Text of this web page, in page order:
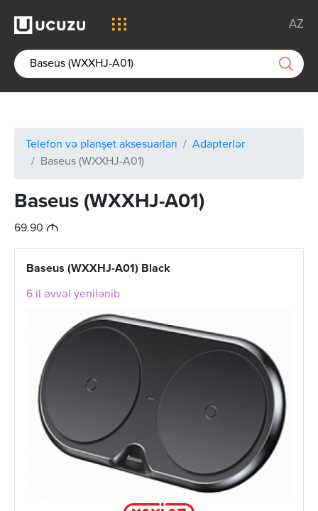
AZ
Telefon və planşet aksesuarları
Adapterlər
Baseus (WXXHJ-A01)
Baseus (WXXHJ-A01)
69.90 M
Baseus (WXXHJ-A01) Black
6 il əvvəl yenilənib